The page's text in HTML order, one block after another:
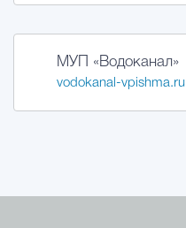
МУП «Водоканал»
vodokanal-vpishma.ru